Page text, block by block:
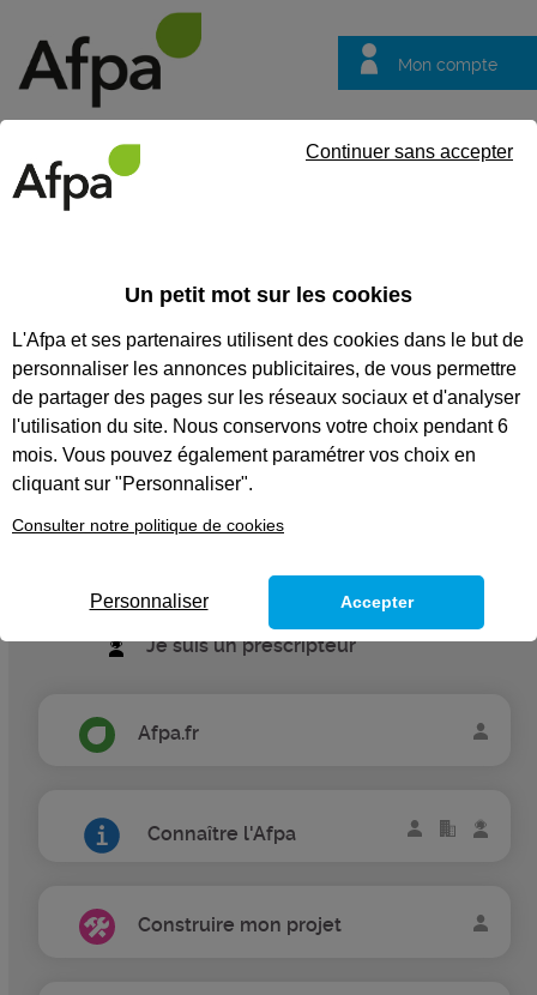
Mon compte
questions
VOS QUESTIONS
Recherches populaires :Conseiller Emploi Formation
Je suis une entreprise
Je suis un prescripteur
Afpa.fr
Connaître l'Afpa
Construire mon projet
Un petit mot sur les cookies
L'Afpa et ses partenaires utilisent des cookies dans le but de
personnaliser les annonces publicitaires, de vous permettre
de partager des pages sur les réseaux sociaux et d'analyser
l'utilisation du site. Nous conservons votre choix pendant 6
mois. Vous pouvez également paramétrer vos choix en
cliquant sur "Personnaliser".
Consulter notre politique de cookies
Continuer sans accepter
Personnaliser Accepter